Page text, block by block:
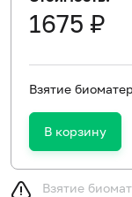
1675 ₽
Взятие
В корзину
Взятие